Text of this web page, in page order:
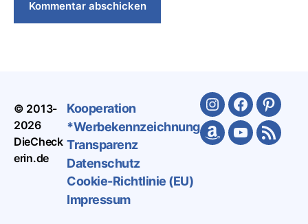
© 2013-
2026
DieCheck
erin.de
Kooperation
*Werbekennzeichnung
Transparenz
Datenschutz
Cookie-Richtlinie (EU)
Impressum
InstagramFacebook
AmazonYoutube
Feed